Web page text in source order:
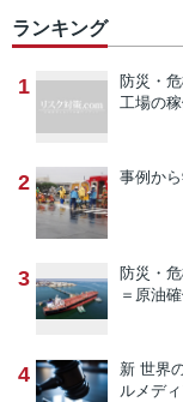
ランキング
1 防災・
工場の
2 事例か
3 防災・
＝原油
4 新 世界
ルメデ